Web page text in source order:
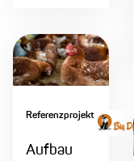
Referenzprojekt
Aufbau